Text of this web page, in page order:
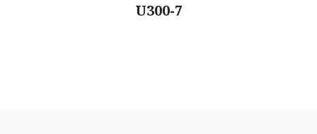
U300-7